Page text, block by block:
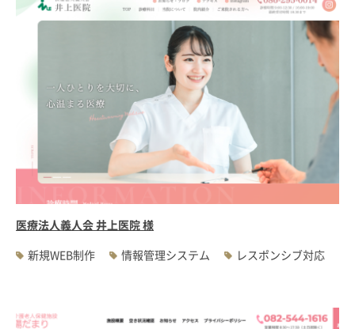
医療法人義人会 井上医院 様
新規WEB制作
情報管理システム レスポンシブ対応